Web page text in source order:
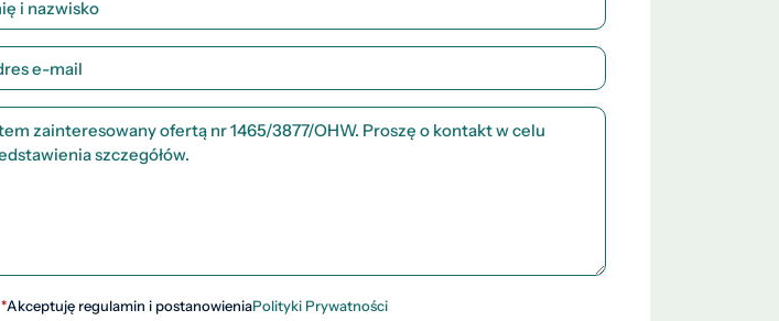
*Akceptuję regulamin i postanowieniaPolityki Prywatności